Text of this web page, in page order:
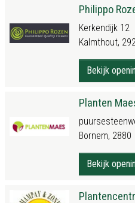
Philippo
Kerkendijk 12
Kalmthout,
Bekijk
Planten
Bornem, 2880
Bekijk